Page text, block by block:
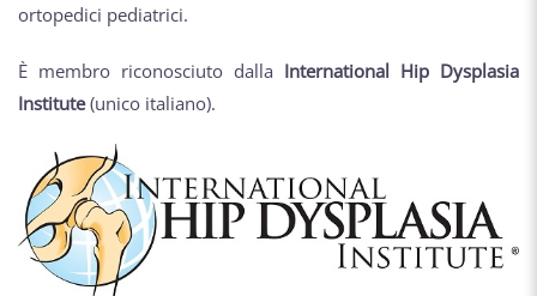
ortopedici pediatrici.
È membro riconosciuto dalla International Hip Dysplasia
Institute(unico italiano).